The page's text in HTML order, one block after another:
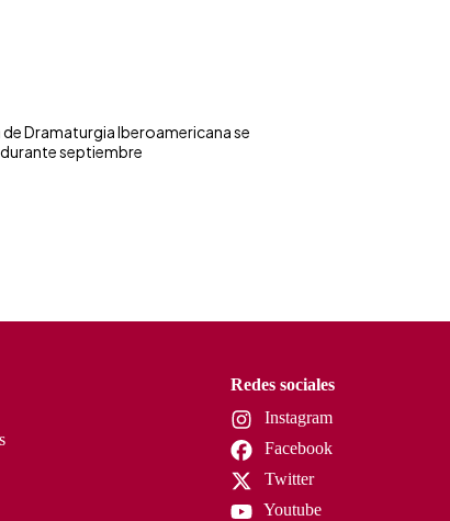
de Dramaturgia Iberoamericana se
septiembre
Redes sociales
Instagram
Facebook
Twitter
Youtube